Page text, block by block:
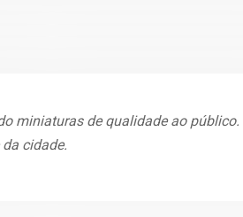
miniaturas de qualidade ao
cidade.